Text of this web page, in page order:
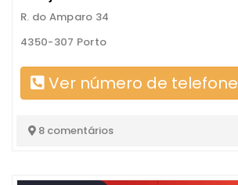
R. do Amparo 34
4350-307 Porto
Ver número de telefone
8 comentários